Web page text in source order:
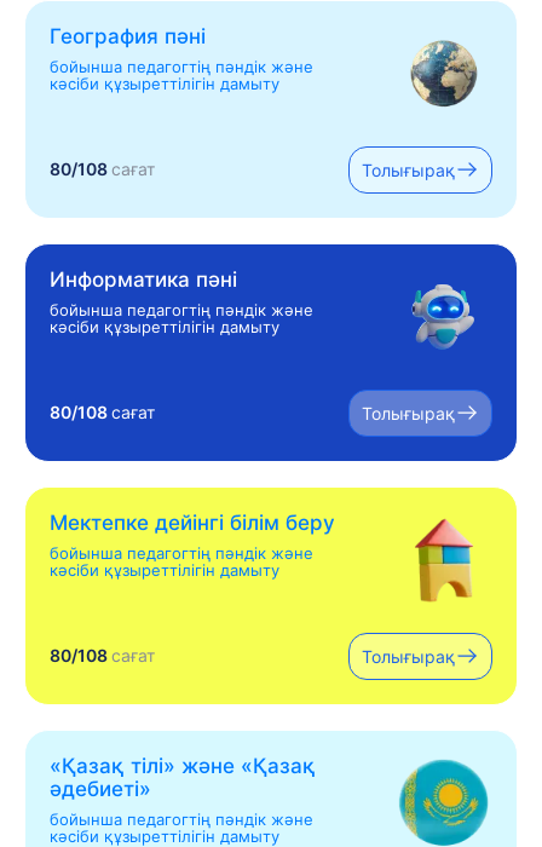
География пәні
бойынша педагогтің пәндік және
кәсіби құзыреттілігін дамыту
80/108сағат Толығырақ
Информатика пәні
бойынша педагогтің пәндік және
кәсіби құзыреттілігін дамыту
80/108сағат Толығырақ
Мектепке дейінгі білім беру
бойынша педагогтің пәндік және
кәсіби құзыреттілігін дамыту
80/108сағат Толығырақ
«Қазақ тілі» жəне «Қазақ
əдебиеті»
бойынша педагогтің пәндік және
кәсіби құзыреттілігін дамыту